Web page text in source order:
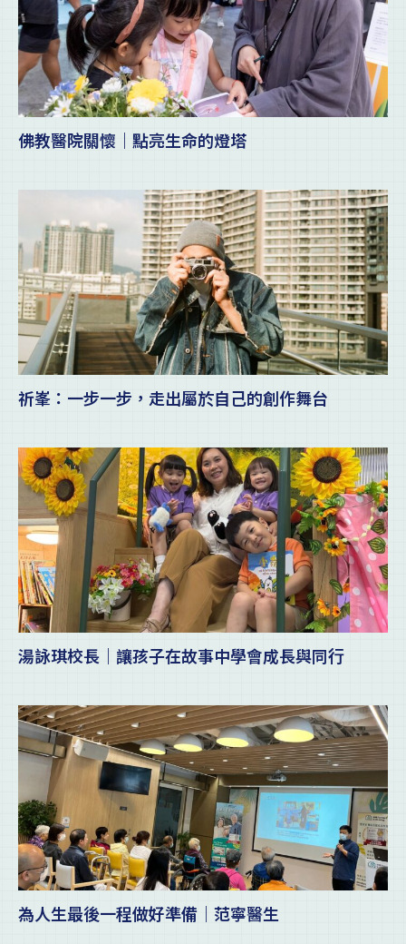
佛教醫院關懷｜點亮生命的燈塔
祈峯：一步一步，走出屬於自己的創作舞台
湯詠琪校長｜讓孩子在故事中學會成長與同行
為人生最後一程做好準備｜范寧醫生